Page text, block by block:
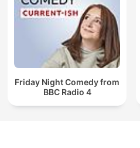
Friday Night Comedy from
BBC Radio 4